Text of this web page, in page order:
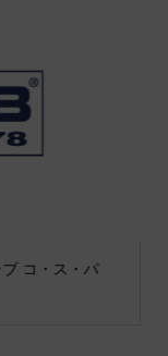
コ・ス・パ